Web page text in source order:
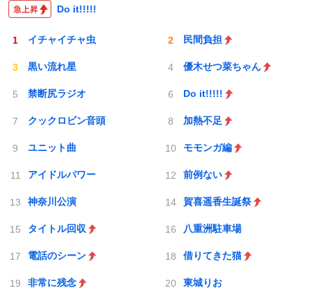
Do it!!!!!
イチャイチャ虫 民間負担
黒い流れ星 優木せつ菜ちゃん
禁断尻ラジオ Do it!!!!!
クックロビン音頭 加熱不足
ユニット曲 モモンガ編
アイドルパワー 前例ない
神奈川公演 賀喜遥香生誕祭
タイトル回収 八重洲駐車場
電話のシーン 借りてきた猫
非常に残念 東城りお